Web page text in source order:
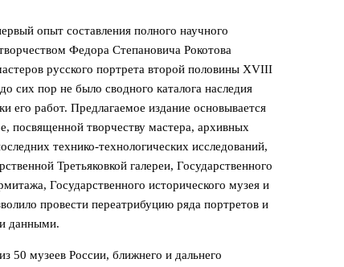
опыт составления полного научного
Федора Степановича Рокотова
русского портрета второй половины XVIII
сих пор не было сводного каталога наследия
его работ. Предлагаемое издание основывается
посвященной творчеству мастера, архивных
технико-технологических исследований,
Третьяковкой галереи, Государственного
Государственного исторического музея и
провести переатрибуцию ряда портретов и
данными.
50 музеев России, ближнего и дальнего